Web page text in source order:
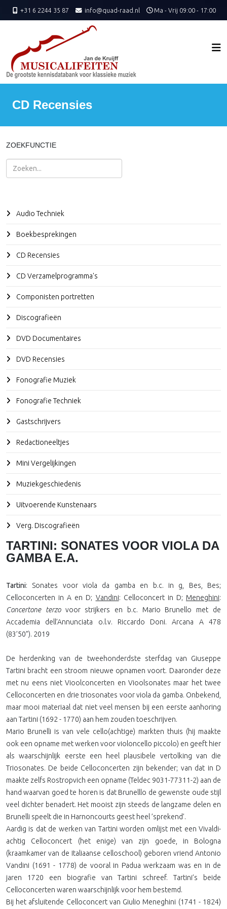
+31 6 2244 35 87 info@quad-raad.nl Ma - Vrij 09:00 - 17:00
CD Recensies
ZOEKFUNCTIE
Zoeken
Audio Techniek
Boekbesprekingen
CD Recensies
CD Verzamelprogramma's
Componisten portretten
Discografieën
DVD Documentaires
DVD Recensies
Fonografie Muziek
Fonografie Techniek
Gastschrijvers
Redactioneeltjes
Mini Vergelijkingen
Muziekgeschiedenis
Uitvoerende Kunstenaars
Verg. Discografieën
TARTINI: SONATES VOOR VIOLA DA
GAMBA E.A.
Tartini: Sonates voor viola da gamba en b.c. in g, Bes, Bes;
Celloconcerten in A en D; Vandini: Celloconcert in D; Meneghini:
Concertone terzovoor strijkers en b.c. Mario Brunello met de
Accademia dell’Annunciata o.l.v. Riccardo Doni. Arcana A 478
(83’50”). 2019
De herdenking van de tweehonderdste sterfdag van Giuseppe
Tartini bracht een stroom nieuwe opnamen voort. Daaronder deze
met nu eens niet Vioolconcerten en Vioolsonates maar het twee
Celloconcerten en drie triosonates voor viola da gamba. Onbekend,
maar mooi materiaal dat niet veel mensen bij een eerste aanhoring
aan Tartini (1692 - 1770) aan hem zouden toeschrijven.
Mario Brunelli is van vele cello(achtige) markten thuis (hij maakte
ook een opname met werken voor violoncello piccolo) en geeft hier
als waarschijnlijk eerste een heel plausibele vertolking van die
Triosonates. De beide Celloconcerten zijn bekender; van dat in D
maakte zelfs Rostropvich een opname (Teldec 9031-77311-2) aan de
hand waarvan goed te horen is dat Brunelllo de gewenste oude stijl
veel dichter benadert. Het mooist zijn steeds de langzame delen en
Brunelli speelt die in Harnoncourts geest heel ’sprekend’.
Aardig is dat de werken van Tartini worden omlijst met een Vivaldi-
achtig Celloconcert (het enige) van zijn goede, in Bologna
(kraamkamer van de Italiaanse celloschool) geboren vriend Antonio
Vandini (1691 - 1778) de vooral in Padua werkzaam was en in de
jaren 1720 een biografie van Tartini schreef. Tartini’s beide
Celloconcerten waren waarschijnlijk voor hem bestemd.
Bij het afsluitende Celloconcert van Giulio Meneghini (1741 - 1824)